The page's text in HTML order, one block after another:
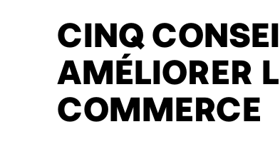
CINQ
AMÉLIORER
COMMERCE